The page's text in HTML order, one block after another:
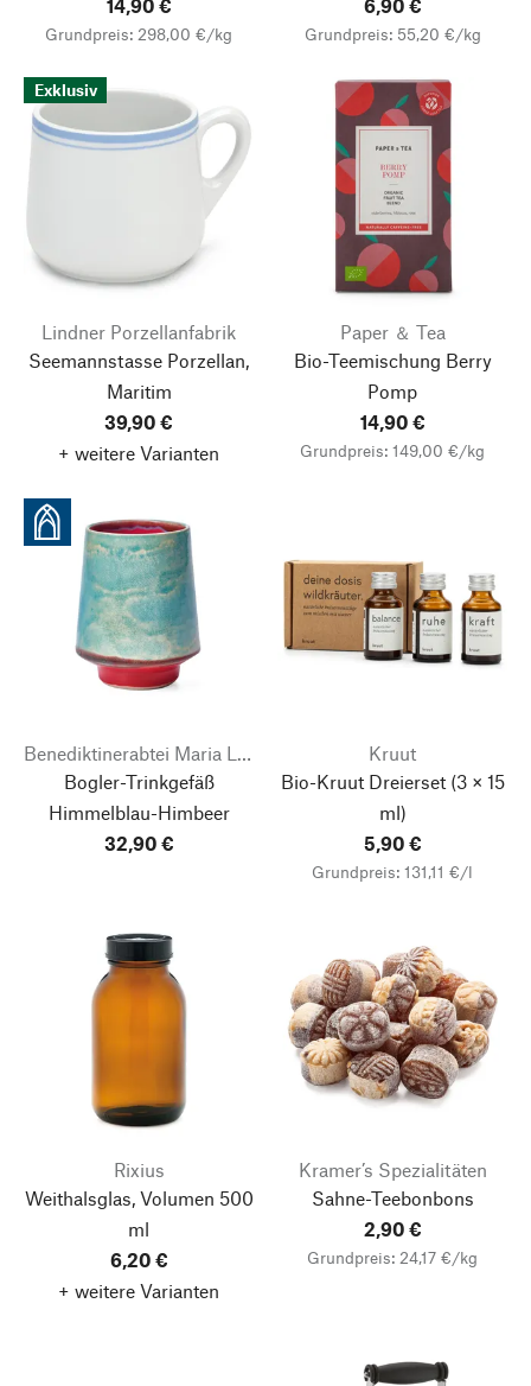
14,90 €
Grundpreis: 298,00 €/kg
6,90 €
Grundpreis: 55,20 €/kg
Exklusiv
Lindner Porzellanfabrik
Seemannstasse Porzellan,
Maritim
39,90 €
+ weitere Varianten
Paper ＆ Tea
Bio-Teemischung Berry
Pomp
14,90 €
Grundpreis: 149,00 €/kg
Bogler-Trinkgefäß
Himmelblau-Himbeer
32,90 €
Kruut
Bio-Kruut Dreierset(3 × 15
ml)
5,90 €
Grundpreis: 131,11 €/l
Rixius
Weithalsglas, Volumen 500
ml
6,20 €
+ weitere Varianten
Kramer’s Spezialitäten
Sahne-Teebonbons
2,90 €
Grundpreis: 24,17 €/kg